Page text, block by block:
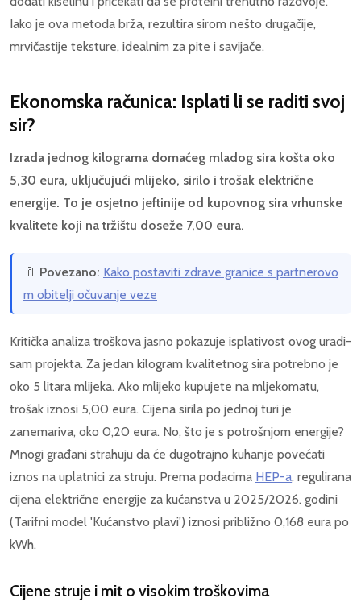
Iako je ova metoda brža, rezultira sirom nešto drugačije,
mrvičastije teksture, idealnim za pite i savijače.
Ekonomska računica: Isplati li se raditi svoj
sir?
Izrada jednog kilograma domaćeg mladog sira košta oko
5,30 eura, uključujući mlijeko, sirilo i trošak električne
energije. To je osjetno jeftinije od kupovnog sira vrhunske
kvalitete koji na tržištu doseže 7,00 eura.
📎 Povezano: Kako postaviti zdrave granice s partnerovo
m obitelji očuvanje veze
Kritička analiza troškova jasno pokazuje isplativost ovog uradi-
sam projekta. Za jedan kilogram kvalitetnog sira potrebno je
oko 5 litara mlijeka. Ako mlijeko kupujete na mljekomatu,
trošak iznosi 5,00 eura. Cijena sirila po jednoj turi je
zanemariva, oko 0,20 eura. No, što je s potrošnjom energije?
Mnogi građani strahuju da će dugotrajno kuhanje povećati
iznos na uplatnici za struju. Prema podacima HEP-a, regulirana
cijena električne energije za kućanstva u 2025/2026. godini
(Tarifni model 'Kućanstvo plavi') iznosi približno 0,168 eura po
kWh.
Cijene struje i mit o visokim troškovima